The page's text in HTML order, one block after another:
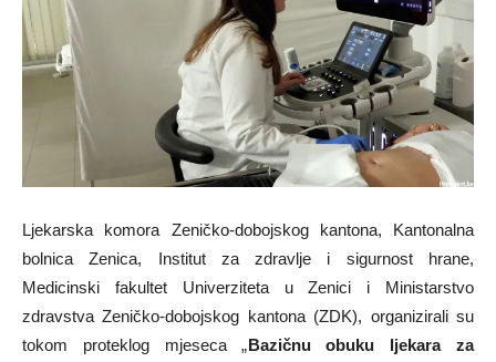
Ljekarska komora Zeničko-dobojskog kantona, Kantonalna
bolnica Zenica, Institut za zdravlje i sigurnost hrane,
Medicinski fakultet Univerziteta u Zenici i Ministarstvo
zdravstva Zeničko-dobojskog kantona (ZDK), organizirali su
tokom proteklog mjeseca „Bazičnu obuku ljekara za